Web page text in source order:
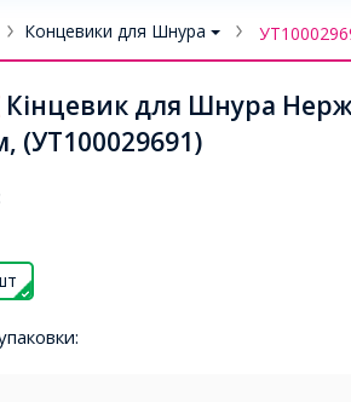
Концевики для Шнура
Кінцевик для Шнура
(УТ100029691)